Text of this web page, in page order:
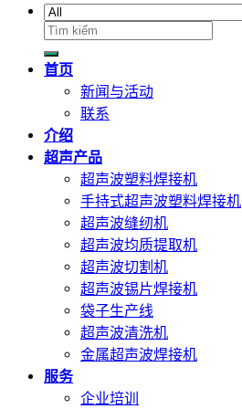
搜
索：
首页
新闻与活动
联系
介绍
超声产品
超声波塑料焊接机
手持式超声波塑料焊接机
超声波缝纫机
超声波均质提取机
超声波切割机
超声波锡片焊接机
袋子生产线
超声波清洗机
金属超声波焊接机
服务
企业培训